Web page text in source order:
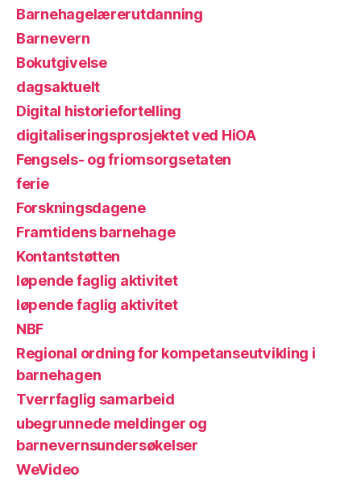
Barnehagelærerutdanning
Barnevern
Bokutgivelse
dagsaktuelt
Digital historiefortelling
digitaliseringsprosjektet ved HiOA
Fengsels- og friomsorgsetaten
ferie
Forskningsdagene
Framtidens barnehage
Kontantstøtten
løpende faglig aktivitet
løpende faglig aktivitet
NBF
Regional ordning for kompetanseutvikling i
barnehagen
Tverrfaglig samarbeid
ubegrunnede meldinger og
barnevernsundersøkelser
WeVideo